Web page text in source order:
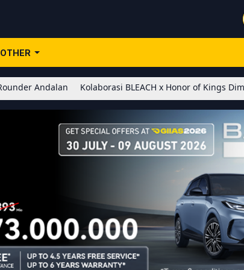
OTHER
Kolaborasi BLEACH x Honor of Kings Dimulai! Hadirkan